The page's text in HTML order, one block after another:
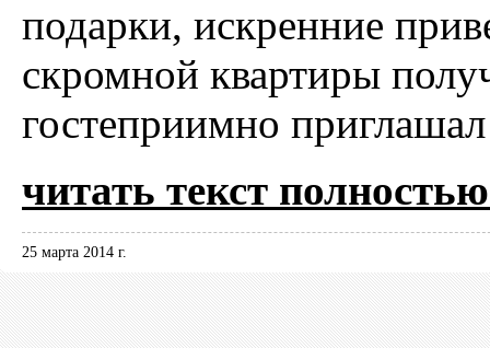
подарки, искренние
скромной квартиры
гостеприимно
читать текст
25 марта 2014 г.